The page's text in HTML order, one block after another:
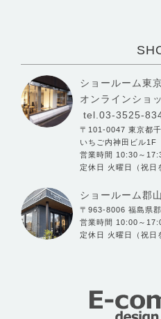
ショールーム東
オンラインショ
tel.03-3525-
〒101-0047 東京都
いちご内神田ビル1F
営業時間 10:30～
定休日 火曜日（祝日
ショールーム郡山
〒963-8006 福島県
営業時間 10:00～
定休日 火曜日（祝日